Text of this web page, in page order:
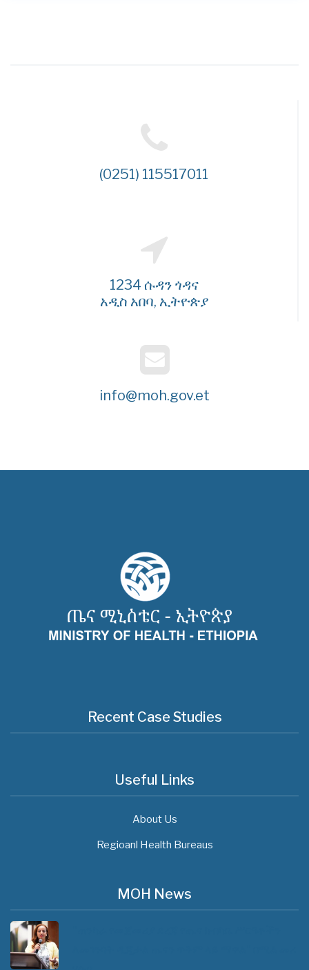
(0251) 115517011
1234 ሱዳን ጎዳና
አዲስ አበባ, ኢትዮጵያ
info@moh.gov.et
Recent Case Studies
Useful Links
About Us
Regioanl Health Bureaus
MOH News